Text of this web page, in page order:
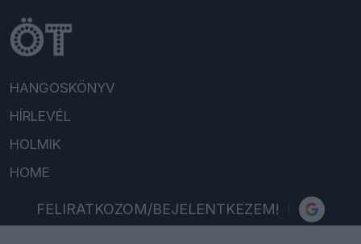
HANGOSKÖNYV
HÍRLEVÉL
HOLMIK
HOME
FELIRATKOZOM/BEJELENTKEZEM!